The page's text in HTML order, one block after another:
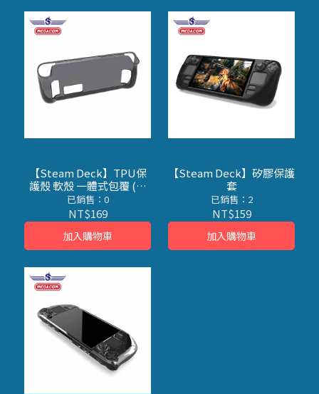
【Steam Deck】TPU保
護殼 軟殼 一體式包覆 (共
四色可挑選)
已銷售：0
NT$169
加入購物車
【Steam Deck】矽膠保護
套
已銷售：2
NT$159
加入購物車